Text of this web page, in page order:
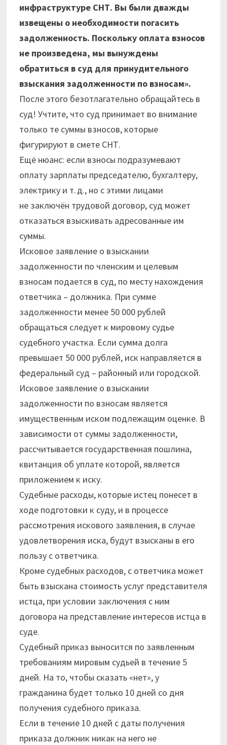
инфраструктуре СНТ. Вы были дважды
извещены о необходимости погасить
задолженность. Поскольку оплата взносов
не произведена, мы вынуждены
обратиться в суд для принудительного
взыскания задолженности по взносам».
После этого безотлагательно обращайтесь в
суд! Учтите, что суд принимает во внимание
только те суммы взносов, которые
фигурируют в смете СНТ.
Ещё нюанс: если взносы подразумевают
оплату зарплаты председателю, бухгалтеру,
электрику и т. д., но с этими лицами
не заключён трудовой договор, суд может
отказаться взыскивать адресованные им
суммы.
Исковое заявление о взыскании
задолженности по членским и целевым
взносам подается в суд, по месту нахождения
ответчика – должника. При сумме
задолженности менее 50 000 рублей
обращаться следует к мировому судье
судебного участка. Если сумма долга
превышает 50 000 рублей, иск направляется в
федеральный суд – районный или городской.
Исковое заявление о взыскании
задолженности по взносам является
имущественным иском подлежащим оценке. В
зависимости от суммы задолженности,
рассчитывается государственная пошлина,
квитанция об уплате которой, является
приложением к иску.
Судебные расходы, которые истец понесет в
ходе подготовки к суду, и в процессе
рассмотрения искового заявления, в случае
удовлетворения иска, будут взысканы в его
пользу с ответчика.
Кроме судебных расходов, с ответчика может
быть взыскана стоимость услуг представителя
истца, при условии заключения с ним
договора на представление интересов истца в
суде.
Судебный приказ выносится по заявленным
требованиям мировым судьей в течение 5
дней. На то, чтобы сказать «нет», у
гражданина будет только 10 дней со дня
получения судебного приказа.
Если в течение 10 дней с даты получения
приказа должник никак на него не